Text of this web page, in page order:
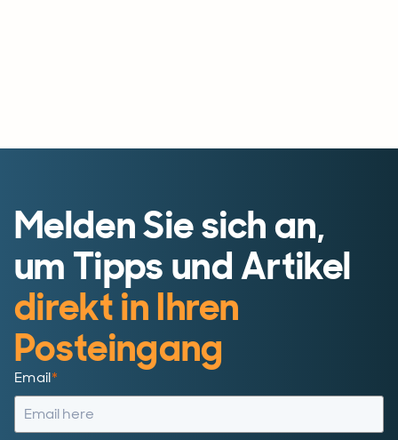
Melden Sie sich an,
um Tipps und Artikel
direkt in Ihren
Posteingang
Email*